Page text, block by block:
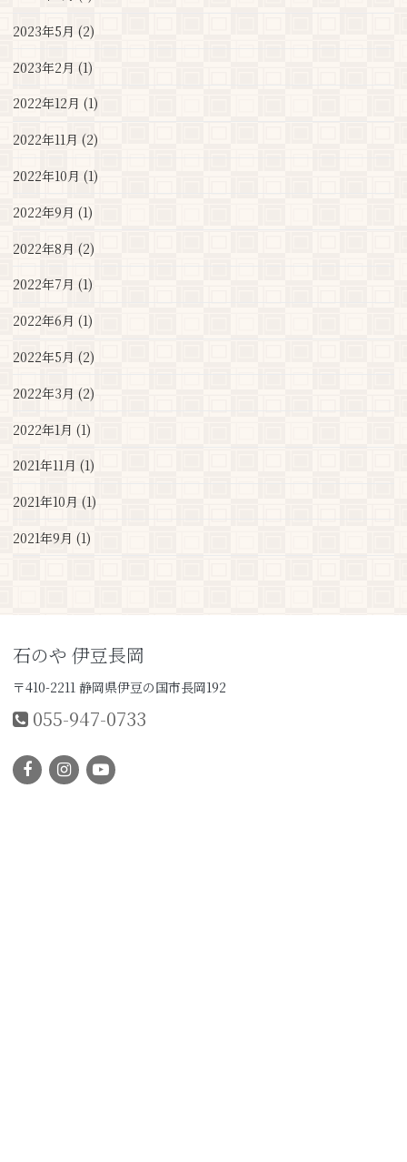
2023年5月 (2)
2023年2月 (1)
2022年12月 (1)
2022年11月 (2)
2022年10月 (1)
2022年9月 (1)
2022年8月 (2)
2022年7月 (1)
2022年6月 (1)
2022年5月 (2)
2022年3月 (2)
2022年1月 (1)
2021年11月 (1)
2021年10月 (1)
2021年9月 (1)
石のや 伊豆長岡
〒410-2211 静岡県伊豆の国市長岡192
055-947-0733